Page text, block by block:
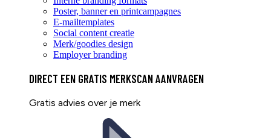
Poster, banner en printcampagnes
E-mailtemplates
Social content creatie
Merk/goodies design
Employer branding
DIRECT EEN GRATIS MERKSCAN AANVRAGEN
Gratis advies over je merk